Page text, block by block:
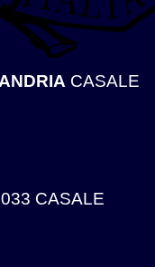
CASALE
CASALE